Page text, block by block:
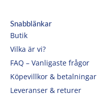
Snabblänkar
Butik
Vilka är vi?
FAQ – Vanligaste frågor
Köpevillkor & betalningar
Leveranser & returer